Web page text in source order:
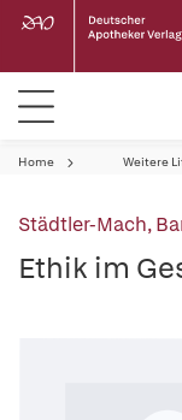
Home Weitere
Städtler-Mach,
Ethik im